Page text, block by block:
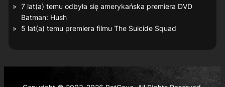
7 lat(a) temu odbyła się amerykańska premiera DVD
Batman: Hush
5 lat(a) temu premiera filmu The Suicide Squad